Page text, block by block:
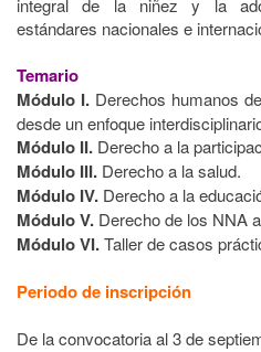
integral de la niñez y la
estándares nacionales e
Temario
Módulo I. Derechos humanos
desde un enfoque
Módulo II. Derecho a la
Módulo III. Derecho a la salud.
Módulo IV. Derecho a la
Módulo V. Derecho de los NNA
Módulo VI.Taller de casos
Periodo de inscripción
De la convocatoria al 3 de